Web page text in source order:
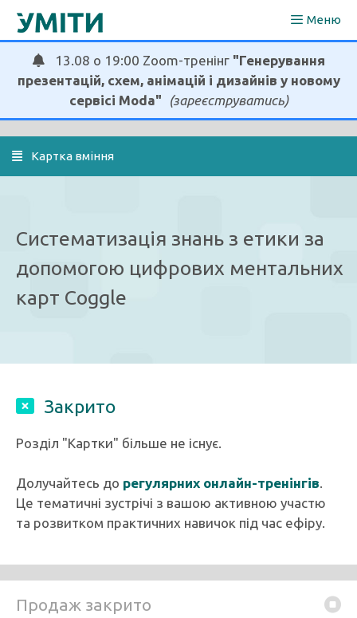
Перейти
Меню
13.08 о 19:00 Zoom-тренінг "Генерування
презентацій, схем, анімацій і дизайнів у новому
сервісі Moda"
(зареєструватись)
Картка вміння
Систематизація знань з етики за
допомогою цифрових ментальних
карт Coggle
Закрито
Розділ "Картки" більше не існує.
Долучайтесь до регулярних онлайн-тренінгів.
Це тематичні зустрічі з вашою активною участю
та розвитком практичних навичок під час ефіру.
Продаж закрито